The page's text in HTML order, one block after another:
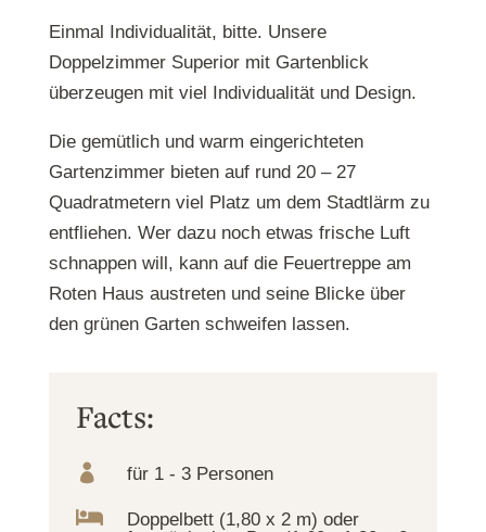
Einmal Individualität, bitte. Unsere
Doppelzimmer Superior mit Gartenblick
überzeugen mit viel Individualität und Design.
Die gemütlich und warm eingerichteten
Gartenzimmer bieten auf rund 20 – 27
Quadratmetern viel Platz um dem Stadtlärm zu
entfliehen. Wer dazu noch etwas frische Luft
schnappen will, kann auf die Feuertreppe am
Roten Haus austreten und seine Blicke über
den grünen Garten schweifen lassen.
Facts:
 für 1 - 3 Personen

Doppelbett (1,80 x 2 m) oder